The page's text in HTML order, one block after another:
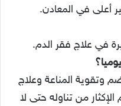
أعلى في المعادن.
في علاج فقر الدم.
وتقوية المناعة وعلاج
من تناوله حتى لا